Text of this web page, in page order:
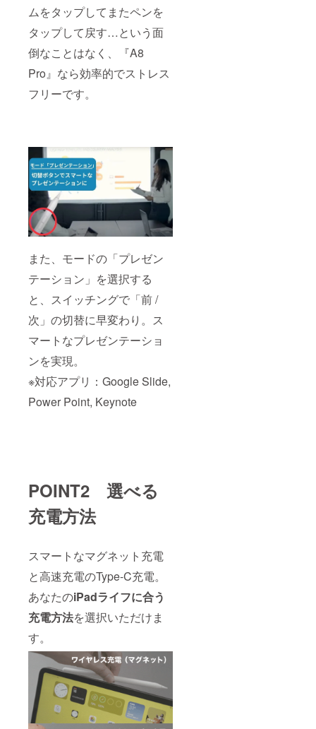
ムをタップしてまたペンを
タップして戻す…という面
倒なことはなく、『A8
Pro』なら効率的でストレス
フリーです。
また、モードの「プレゼン
テーション」を選択する
と、スイッチングで「前 /
次」の切替に早変わり。ス
マートなプレゼンテーショ
ンを実現。
※対応アプリ：Google Slide,
Power Point, Keynote
POINT2 選べる
充電方法
スマートなマグネット充電
と高速充電のType-C充電。
あなたのiPadライフに合う
充電方法を選択いただけま
す。